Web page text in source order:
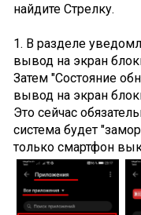
найдите Стрелку.
1. В разделе
вывод на экран
Затем "Состояние
вывод на экран
Это сейчас
система будет
только смартфон